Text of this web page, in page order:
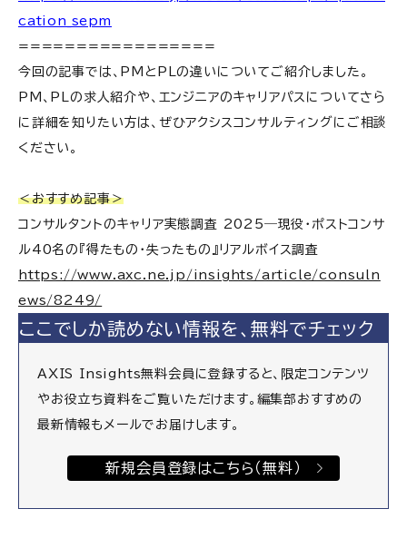
cation_sepm
=================
今回の記事では、PMとPLの違い に ついてご紹介しました。
PM、PLの求人紹介や、エンジニアのキャリアパスについてさら
に詳細を知りたい方は、ぜひアクシスコンサルティングにご相談
ください。
＜おすすめ記事＞
コンサルタントのキャリア実態調査 2025―現役・ポストコンサ
ル40名の『得たもの・失ったもの』リアルボイス調査
https://www.axc.ne.jp/insights/article/consuln
ews/8249/
ここでしか読めない情報を、無料でチェック
AXIS Insights無料会員に登録すると、限定コンテンツ
やお役立ち資料をご覧いただけます。編集部おすすめの
最新情報もメールでお届けします。
新規会員登録はこちら（無料）